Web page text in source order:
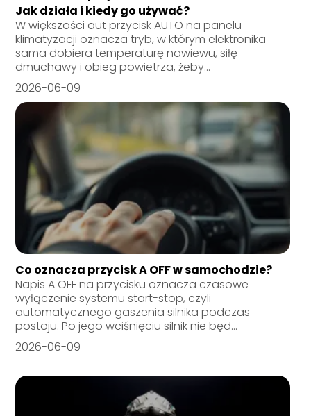
Jak działa i kiedy go używać?
W większości aut przycisk AUTO na panelu
klimatyzacji oznacza tryb, w którym elektronika
sama dobiera temperaturę nawiewu, siłę
dmuchawy i obieg powietrza, żeby...
2026-06-09
Co oznacza przycisk A OFF w samochodzie?
Napis A OFF na przycisku oznacza czasowe
wyłączenie systemu start-stop, czyli
automatycznego gaszenia silnika podczas
postoju. Po jego wciśnięciu silnik nie będ...
2026-06-09